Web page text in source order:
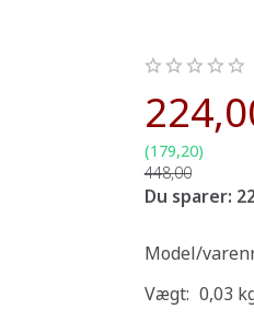
(179,20)
448,00
Du sparer:
Model/
Vægt: 0,03